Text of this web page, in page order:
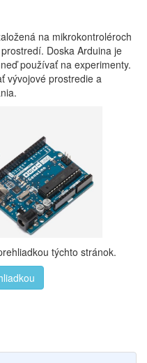
na mikrokontroléroch
Doska Arduina je
používať na experimenty.
vývojové prostredie a
týchto stránok.